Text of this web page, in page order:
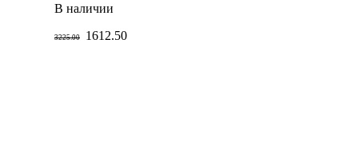
В наличии
3225.00 1612.50